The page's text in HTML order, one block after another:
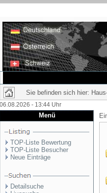
Sie befinden sich hier:
06.08.2026 - 13:44 Uhr
Menü
TOP-Liste Bewertung
TOP-Liste Besucher
Neue Einträge
Detailsuche